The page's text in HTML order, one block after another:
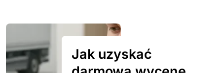
Jak uzyskać